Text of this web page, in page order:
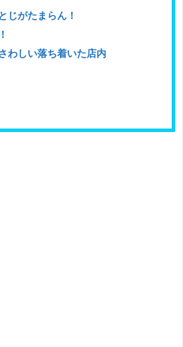
じがたまらん！
わしい落ち着いた店内